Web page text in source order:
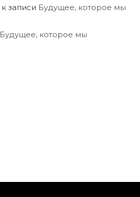
к записи Будущее, которое мы
Будущее, которое мы